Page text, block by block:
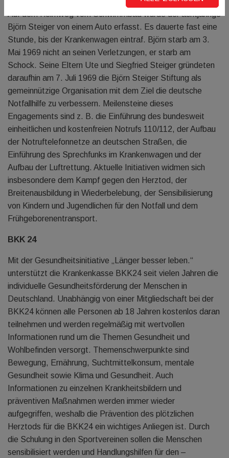
Auf dem Heimweg vom Schwimmbad wurde der achtjährige
Björn Steiger von einem Auto erfasst. Es dauerte fast eine
Stunde, bis der Krankenwagen eintraf. Björn starb am 3.
Mai 1969 nicht an seinen Verletzungen, er starb am
Schock. Seine Eltern Ute und Siegfried Steiger gründeten
daraufhin am 7. Juli 1969 die Björn Steiger Stiftung als
gemeinnützige Organisation mit dem Ziel die deutsche
Notfallhilfe zu verbessern. Meilensteine dieses
Engagements sind z. B. die Einführung des bundesweit
einheitlichen und kostenfreien Notrufs 110/112, der Aufbau
der Notruftelefonnetze an deutschen Straßen, die
Einführung des Sprechfunks im Krankenwagen und der
Aufbau der Luftrettung. Aktuelle Initiativen widmen sich
insbesondere dem Kampf gegen den Herztod, der
Breitenausbildung in Wiederbelebung, der Sensibilisierung
von Kindern und Jugendlichen für den Notfall und dem
Frühgeborenentransport.
BKK 24
Mit der Gesundheitsinitiative „Länger besser leben.“
unterstützt die Krankenkasse BKK24 seit vielen Jahren die
individuelle Gesundheitsförderung der Menschen in
Deutschland. Unabhängig von einer Mitgliedschaft bei der
BKK24 können alle Personen ab 18 Jahren kostenlos daran
teilnehmen und werden regelmäßig mit wertvollen
Informationen rund um die Themen Gesundheit und
Wohlbefinden versorgt. Themenschwerpunkte sind
Bewegung, Ernährung, Suchtmittelkonsum, mentale
Gesundheit sowie Klima und Gesundheit. Auch
Informationen zu einzelnen Krankheitsbildern und
präventiven Maßnahmen werden immer wieder
aufgegriffen, weshalb die Prävention des plötzlichen
Herztods für die BKK24 ein wichtiges Anliegen ist. Durch
die Schulung in den Sportvereinen sollen die Menschen
sensibilisiert werden und Handlungshilfen für den –